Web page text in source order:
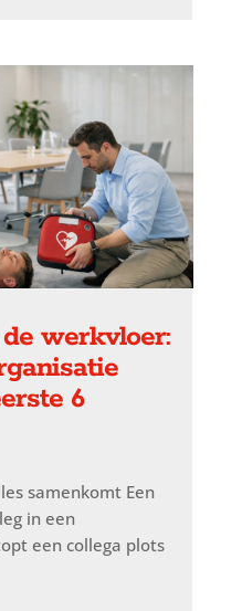
werkvloer:
6
samenkomt Een
in een
een collega plots